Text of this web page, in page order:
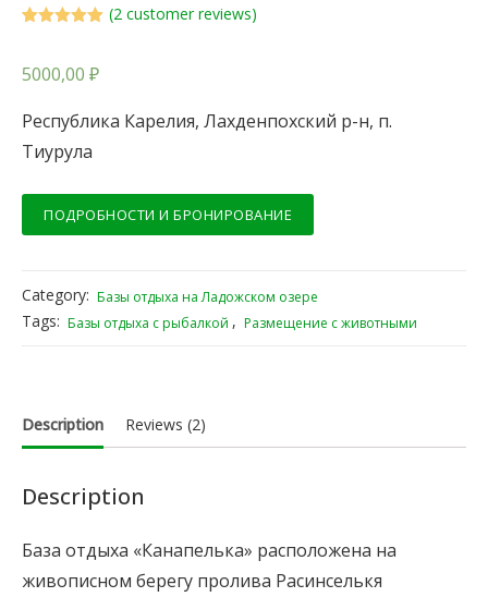
based on
customer
(2customer reviews)
5000,00 ₽
Республика Карелия, Лахденпохский р-н, п.
Тиурула
ПОДРОБНОСТИ И БРОНИРОВАНИЕ
Category: Базы отдыха на Ладожском озере
Tags: Базы отдыха с рыбалкой , Размещение с животными
Description Reviews (2)
Description
База отдыха «Канапелька» расположена на
живописном берегу пролива Расинселькя